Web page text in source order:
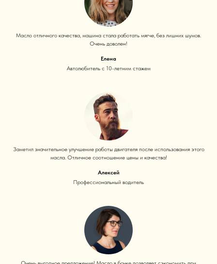
Масло отличного качества, машина стала работать мягче, без лишних шумов.
Очень доволен!
Елена
Автолюбитель с 10-летним стажем
Заметил значительное улучшение работы двигателя после использования этого
масла. Отличное соотношение цены и качества!
Алексей
Профессиональный водитель